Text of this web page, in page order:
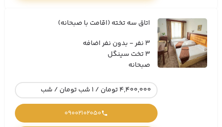
اتاق سه تخته (اقامت با صبحانه)
3 نفر - بدون نفر اضافه
3 تخت سینگل
صبحانه
4,400,000 تومان / 1 شب تومان / شب
09002102050